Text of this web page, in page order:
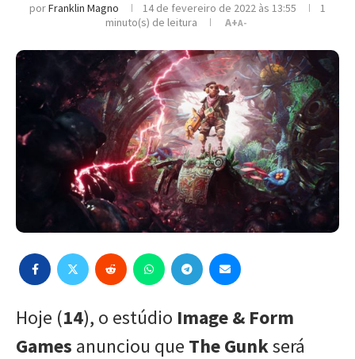
porFranklin Magno 14 de fevereiro de 2022 às 13:55
1
minuto(s) de leitura
A+A-
Hoje (14), o estúdio Image & Form
Games anunciou que The Gunkserá